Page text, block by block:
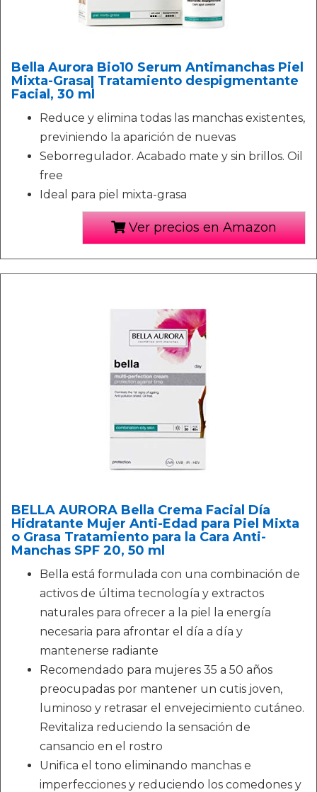
Bella Aurora Bio10 Serum Antimanchas Piel
Mixta-Grasa| Tratamiento despigmentante
Facial, 30 ml
Reduce y elimina todas las manchas existentes,
previniendo la aparición de nuevas
Seborregulador. Acabado mate y sin brillos. Oil
free
Ideal para piel mixta-grasa
Ver precios en Amazon
BELLA AURORA Bella Crema Facial Día
Hidratante Mujer Anti-Edad para Piel Mixta
o Grasa Tratamiento para la Cara Anti-
Manchas SPF 20, 50 ml
Bella está formulada con una combinación de
activos de última tecnología y extractos
naturales para ofrecer a la piel la energía
necesaria para afrontar el día a día y
mantenerse radiante
Recomendado para mujeres 35 a 50 años
preocupadas por mantener un cutis joven,
luminoso y retrasar el envejecimiento cutáneo.
Revitaliza reduciendo la sensación de
cansancio en el rostro
Unifica el tono eliminando manchas e
imperfecciones y reduciendo los comedones y